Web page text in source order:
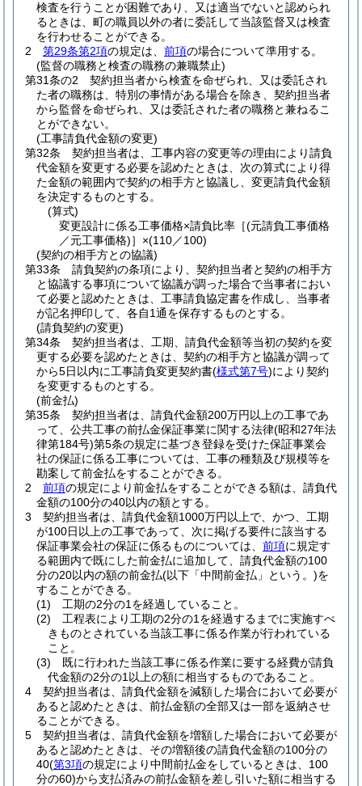
検査を行うことが困難であり、又は適当でないと認められ
るときは、町の職員以外の者に委託して当該監督又は検査
を行わせることができる。
2
第29条第2項の規定は、 前項の場合について準用する。
(監督の職務と検査の職務の兼職禁止)
第31条の2
契約担当者から検査を命ぜられ、又は委託され
た者の職務は、特別の事情がある場合を除き、契約担当者
から監督を命ぜられ、又は委託された者の職務と兼ねるこ
とができない。
(工事請負代金額の変更)
第32条
契約担当者は、工事内容の変更等の理由により請負
代金額を変更する必要を認めたときは、次の算式により得
た金額の範囲内で契約の相手方と協議し、変更請負代金額
を決定するものとする。
(算式)
変更設計に係る工事価格×請負比率［(元請負工事価格
／元工事価格)］×(110／100)
(契約の相手方との協議)
第33条
請負契約の条項により、契約担当者と契約の相手方
と協議する事項について協議が調った場合で当事者におい
て必要と認めたときは、工事請負協定書を作成し、当事者
が記名押印して、各自1通を保存するものとする。
(請負契約の変更)
第34条
契約担当者は、工期、請負代金額等当初の契約を変
更する必要を認めたときは、契約の相手方と協議が調って
から5日以内に工事請負変更契約書(様式第7号)により契約
を変更するものとする。
(前金払)
第35条
契約担当者は、請負代金額200万円以上の工事であ
って、公共工事の前払金保証事業に関する法律(昭和27年法
律第184号)第5条の規定に基づき登録を受けた保証事業会
社の保証に係る工事については、工事の種類及び規模等を
勘案して前金払をすることができる。
2
前項の規定により前金払をすることができる額は、請負代
金額の100分の40以内の額とする。
3
契約担当者は、請負代金額1000万円以上で、かつ、工期
が100日以上の工事であって、次に掲げる要件に該当する
保証事業会社の保証に係るものについては、 前項に規定す
る範囲内で既にした前金払に追加して、請負代金額の100
分の20以内の額の前金払(以下「中間前金払」という。)を
することができる。
(1)
工期の2分の1を経過していること。
(2)
工程表により工期の2分の1を経過するまでに実施すべ
きものとされている当該工事に係る作業が行われている
こと。
(3)
既に行われた当該工事に係る作業に要する経費が請負
代金額の2分の1以上の額に相当するものであること。
4
契約担当者は、請負代金額を減額した場合において必要が
あると認めたときは、前払金額の全部又は一部を返納させ
ることができる。
5
契約担当者は、請負代金額を増額した場合において必要が
あると認めたときは、その増額後の請負代金額の100分の
40(第3項の規定により中間前払金をしているときは、100
分の60)から支払済みの前払金額を差し引いた額に相当する